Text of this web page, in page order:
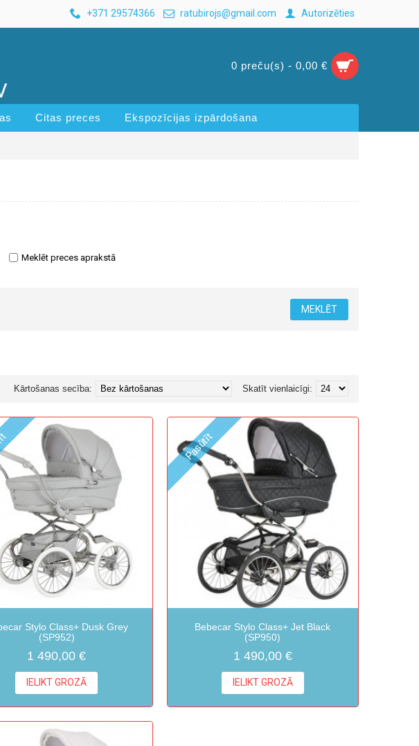
+371 29574366 ratubirojs@gmail.com Autorizēties
0 preču(s) - 0,00 €
Citas preces Ekspozīcijas izpārdošana
Meklēt preces aprakstā
Skatīt vienlaicīgi:
Kārtošanas secība:
Stylo Class+ Dusk Grey
(SP952)
1 490,00 €
IELIKT GROZĀ
Pasūtīt
Bebecar Stylo Class+ Jet Black
(SP950)
1 490,00 €
IELIKT GROZĀ